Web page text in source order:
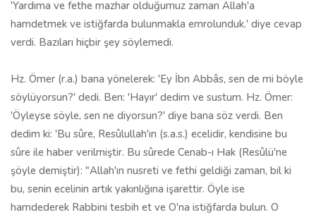
'Yardıma ve fethe mazhar olduğumuz zaman Allah'a
hamdetmek ve istiğfarda bulunmakla emrolunduk.' diye cevap
verdi. Bazıları hiçbir şey söylemedi.
Hz. Ömer (r.a.) bana yönelerek: 'Ey İbn Abbâs, sen de mi böyle
söylüyorsun?' dedi. Ben: 'Hayır' dedim ve sustum. Hz. Ömer:
'Öyleyse söyle, sen ne diyorsun?' diye bana söz verdi. Ben
dedim ki: 'Bu sûre, Resûlullah'ın (s.a.s.) ecelidir, kendisine bu
sûre ile haber verilmiştir. Bu sûrede Cenab-ı Hak (Resûlü'ne
şöyle demiştir): "Allah'ın nusreti ve fethi geldiği zaman, bil ki
bu, senin ecelinin artık yakınlığına işarettir. Öyle ise
hamdederek Rabbini tesbih et ve O'na istiğfarda bulun. O